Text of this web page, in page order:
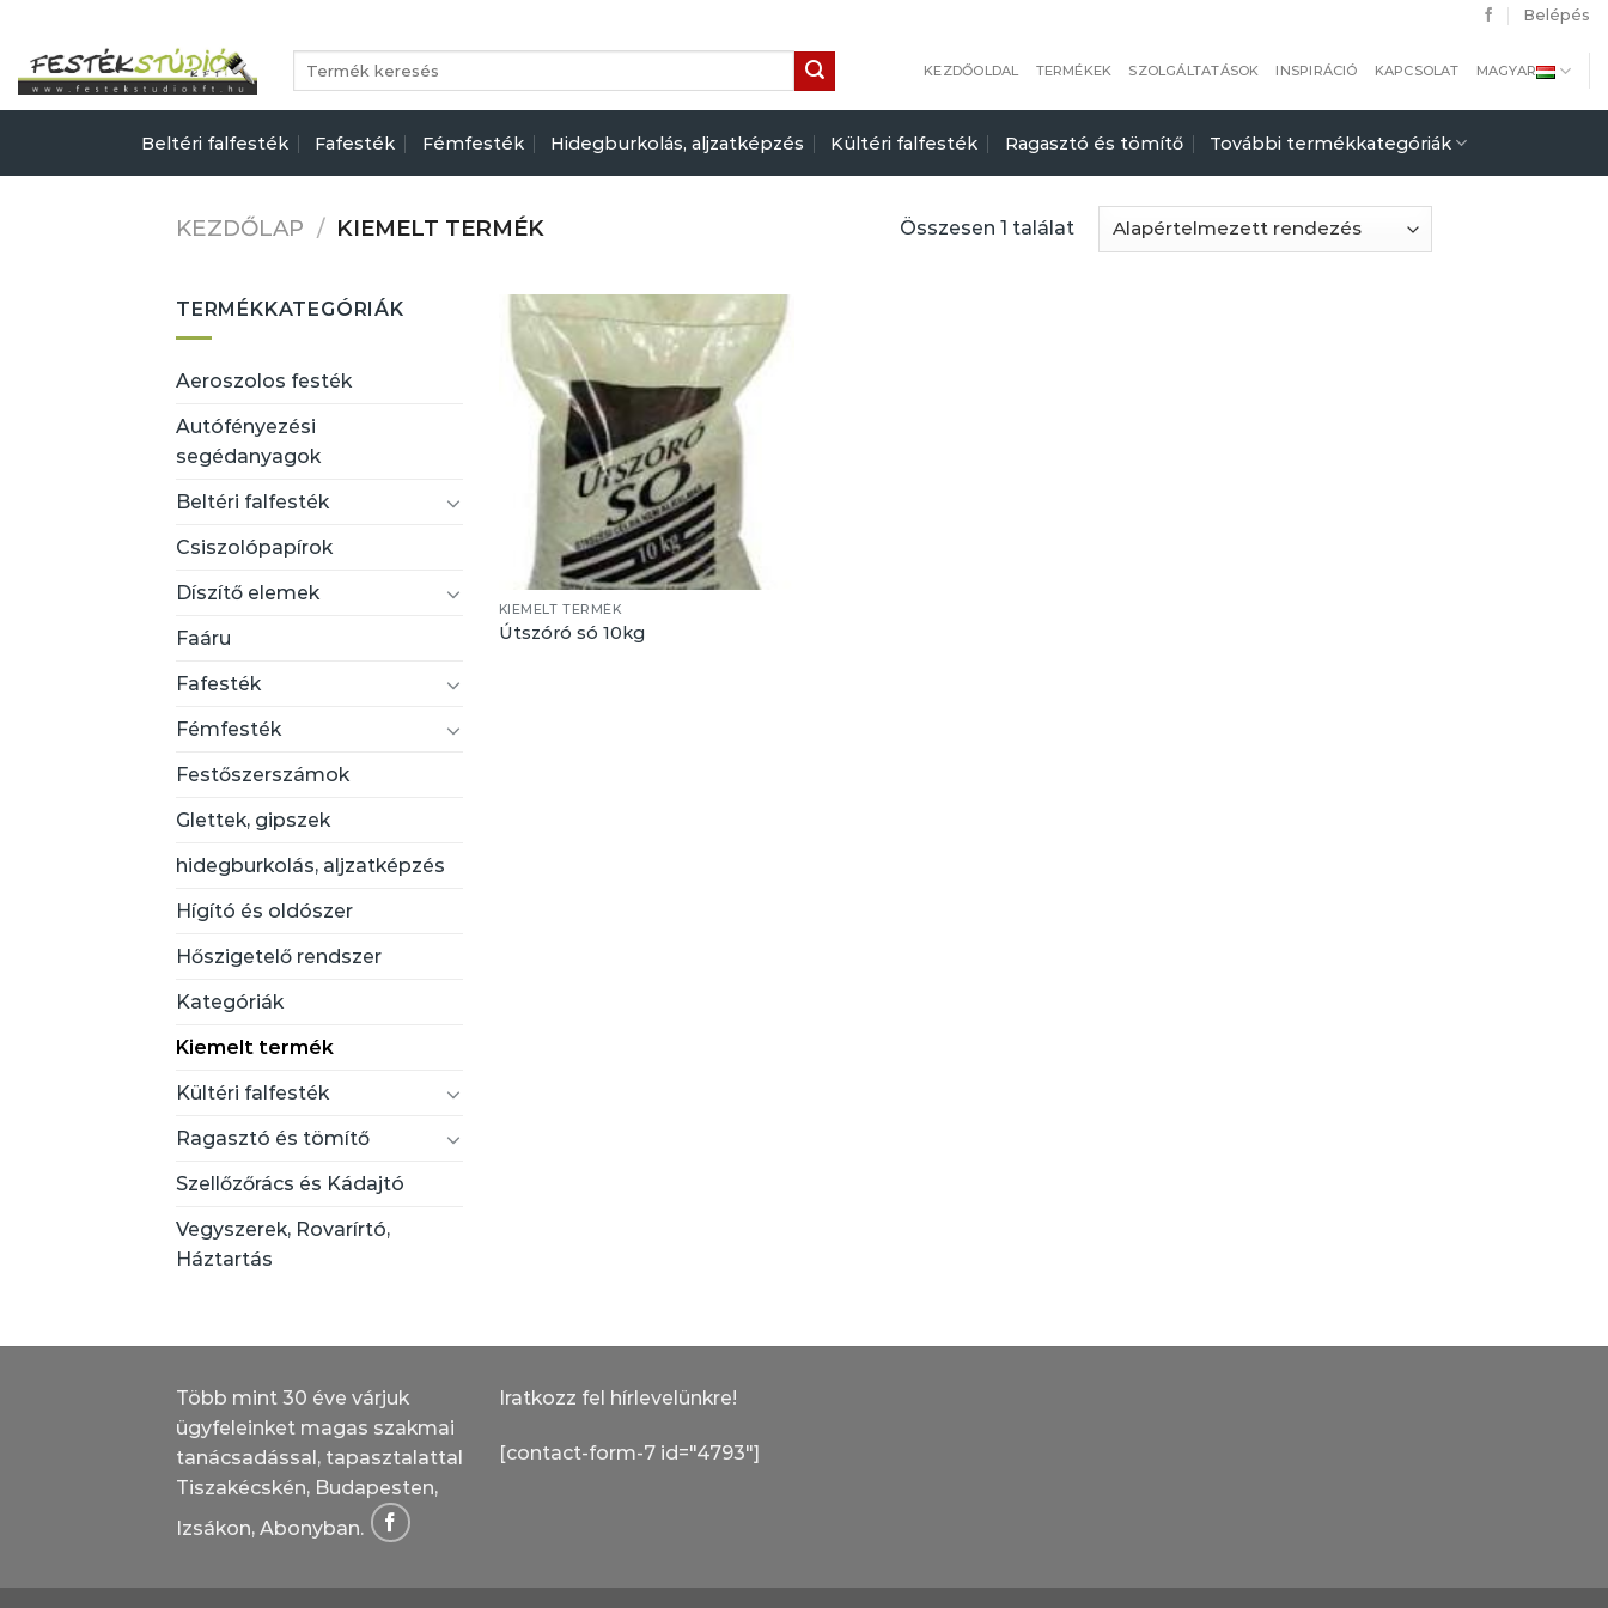
content
Belépés
Keresés
következőre:
KEZDŐOLDAL TERMÉKEK SZOLGÁLTATÁSOK INSPIRÁCIÓ KAPCSOLAT MAGYAR
Beltéri falfesték Fafesték Fémfesték Hidegburkolás, aljzatképzés Kültéri falfesték Ragasztó és tömítő További termékkategóriák
KEZDŐLAP / KIEMELT TERMÉK Összesen 1 találat
TERMÉKKATEGÓRIÁK
Aeroszolos festék
Autófényezési
segédanyagok
Beltéri falfesték
Csiszolópapírok
Díszítő elemek
Faáru
Fafesték
Fémfesték
Festőszerszámok
Glettek, gipszek
hidegburkolás, aljzatképzés
Hígító és oldószer
Hőszigetelő rendszer
Kategóriák
Kiemelt termék
Kültéri falfesték
Ragasztó és tömítő
Szellőzőrács és Kádajtó
Vegyszerek, Rovarírtó,
Háztartás
KIEMELT TERMÉK
Útszóró só 10kg
Több mint 30 éve várjuk
ügyfeleinket magas szakmai
tanácsadással, tapasztalattal
Tiszakécskén, Budapesten,
Izsákon, Abonyban.
Iratkozz fel hírlevelünkre!
[contact-form-7 id="4793"]